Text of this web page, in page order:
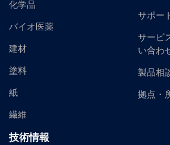
化学品
バイオ医薬
建材
塗料
紙
繊維
技術情報
サポー
サービ
い合わ
製品相
拠点・